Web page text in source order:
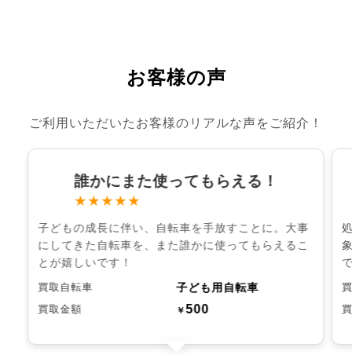
お客様の声
ご利用いただいたお客様のリアルな声をご紹介！
誰かにまた使ってもらえる！
★★★★★
子どもの成長に伴い、自転車を手放すことに。大事
にしてきた自転車を、また誰かに使ってもらえるこ
とが嬉しいです！
買取自転車 子ども用自転車
買取金額 ￥500